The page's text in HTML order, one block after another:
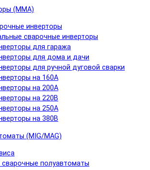
(MMA)
инверторы
сварочные инверторы
для гаража
для дома и дачи
для ручной дуговой сварки
на 160А
на 200А
на 220В
на 250А
на 380В
(MIG/MAG)
сварочные полуавтоматы